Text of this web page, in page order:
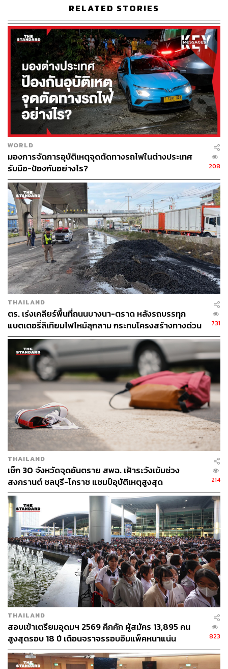
ภาพ: สุภัทรา ทองอินทร์
TAGS: เทศกาลปีใหม่ การจราจรติดขัด
86
ABOUT THE AUTHOR
THE STANDARD TEAM
กองบรรณาธิการ THE STANDARD
RELATED STORIES
WORLD
มองการจัดการอุบัติเหตุจุดตัดทางรถไฟในต่างประเทศ
รับมือ-ป้องกันอย่างไร?
208
THAILAND
ตร. เร่งเคลียร์พื้นที่ถนนบางนา-ตราด หลังรถบรรทุก
แบตเตอรี่ลิเทียมไฟไหม้ลุกลาม กระทบโครงสร้างทางด่วน
บูรพาวิถี
731
THAILAND
เช็ก 30 จังหวัดจุดอันตราย สพฉ. เฝ้าระวังเข้มช่วง
สงกรานต์ ชลบุรี-โคราช แชมป์อุบัติเหตุสูงสุด
214
THAILAND
สอบเข้าเตรียมอุดมฯ 2569 คึกคัก ผู้สมัคร 13,895 คน
สูงสุดรอบ 18 ปี เตือนจราจรรอบอิมแพ็คหนาแน่น
823